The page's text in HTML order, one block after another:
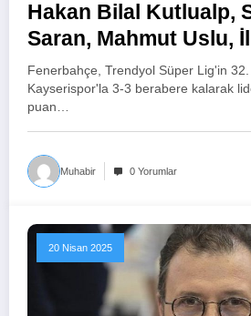
Hakan Bilal Kutlualp,
Saran, Mahmut Uslu,
Ekşioğlu…
çekildi
Fenerbahçe, Trendyol Süper Lig'in
Kayserispor'la 3-3 berabere kalarak
puan…
Muhabir 0 Yorumlar
20 Nisan 2025